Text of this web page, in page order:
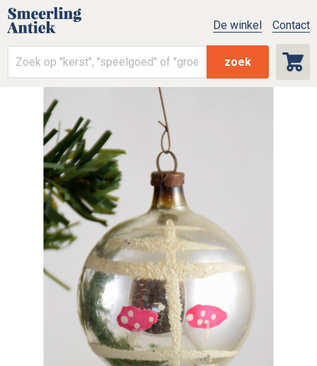
zoek
De winkel Contact